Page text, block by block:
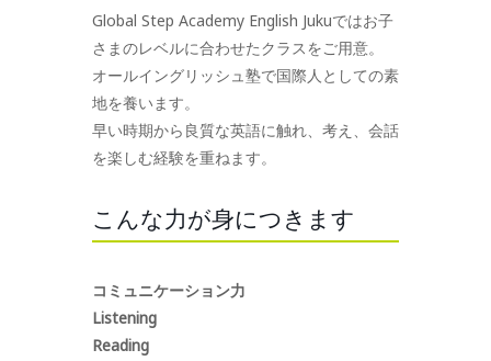
Global Step Academy English Jukuではお子
さまのレベルに合わせたクラスをご用意。
オールイングリッシュ塾で国際人としての素
地を養います。
早い時期から良質な英語に触れ、考え、会話
を楽しむ経験を重ねます。
こんな力が身につきます
コミュニケーション力
Listening
Reading